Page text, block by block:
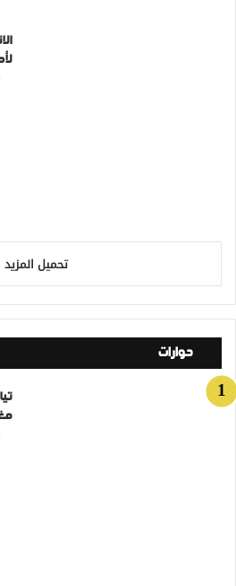
تحميل المزيد
حوارات